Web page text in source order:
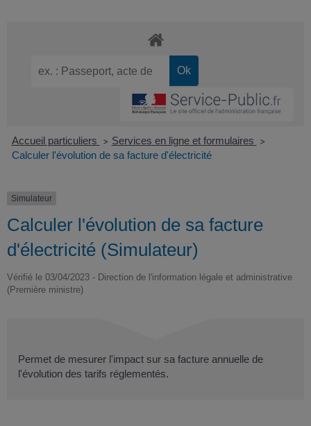
Accueil particuliers > Services en ligne et formulaires >
Calculer l'évolution de sa facture d'électricité
Simulateur
Calculer l'évolution de sa facture
d'électricité (Simulateur)
Vérifié le 03/04/2023 - Direction de l'information légale et administrative
(Première ministre)
Permet de mesurer l'impact sur sa facture annuelle de
l'évolution des tarifs réglementés.